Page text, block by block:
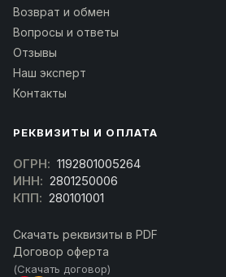
Возврат и обмен
Вопросы и ответы
Отзывы
Наш эксперт
Контакты
РЕКВИЗИТЫ И ОПЛАТА
ОГРН: 1192801005264
ИНН: 2801250006
КПП: 280101001
Скачать реквизиты в PDF
Договор оферта
(Скачать договор)